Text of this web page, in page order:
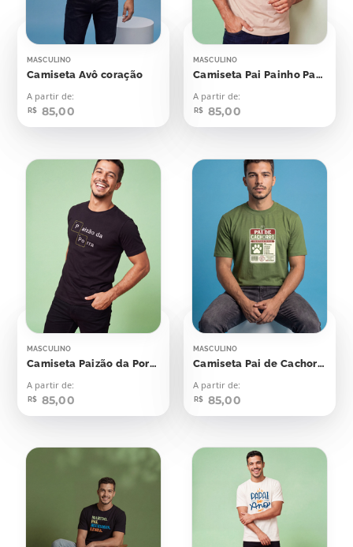
MASCULINO
Camiseta Avô coração
A partir de:
R$ 85,00
MASCULINO
Camiseta Pai Painho Paizão
A partir de:
R$ 85,00
MASCULINO
Camiseta Paizão da Porra
A partir de:
R$ 85,00
MASCULINO
Camiseta Pai de Cachorro
A partir de:
R$ 85,00